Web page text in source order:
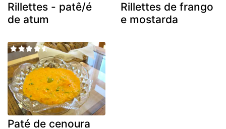
Rillettes - patê/é
de atum
Rillettes de frango
e mostarda
Paté de cenoura